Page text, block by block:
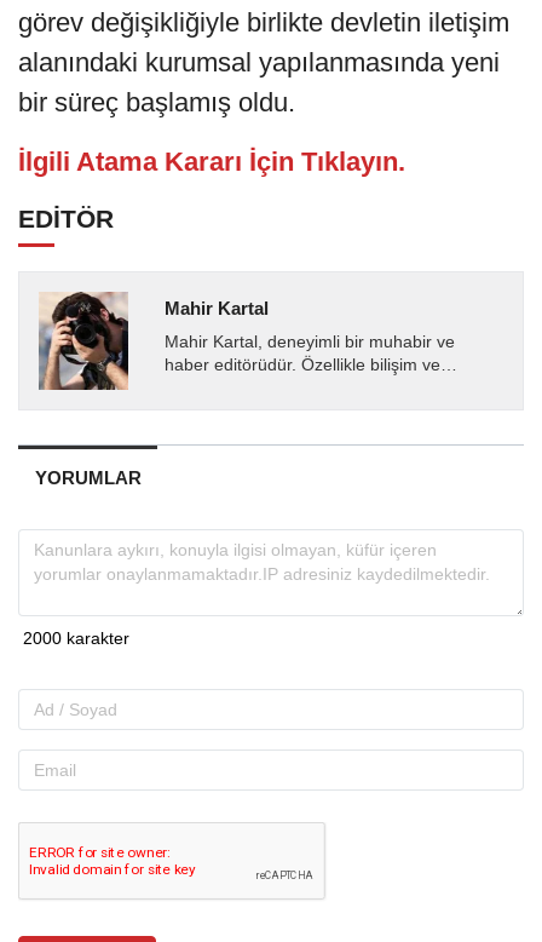
görev değişikliğiyle birlikte devletin iletişim
alanındaki kurumsal yapılanmasında yeni
bir süreç başlamış oldu.
İlgili Atama Kararı İçin Tıklayın.
EDİTÖR
Mahir Kartal
Mahir Kartal, deneyimli bir muhabir ve
haber editörüdür. Özellikle bilişim ve
gelişmeleri okuyuculara...
YORUMLAR